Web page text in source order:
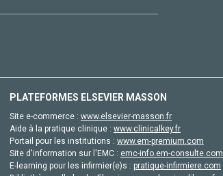
PLATEFORMES ELSEVIER MASSON
Site e-commerce : www.elsevier-masson.fr
Aide à la pratique clinique : www.clinicalkey.fr
Portail pour les institutions : www.em-premium.com
Site d'information sur l'EMC : emc-info.em-consulte.com
E-learning pour les infirmier(e)s : pratique-infirmiere.com